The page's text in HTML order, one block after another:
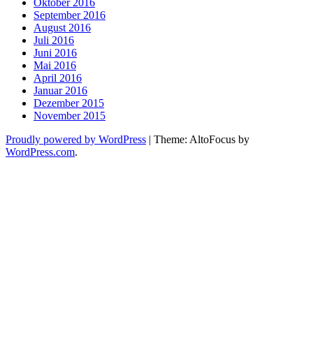
September 2016
August 2016
Juli 2016
Juni 2016
Mai 2016
April 2016
Januar 2016
Dezember 2015
November 2015
Proudly powered by WordPress | Theme: AltoFocus by
WordPress.com.